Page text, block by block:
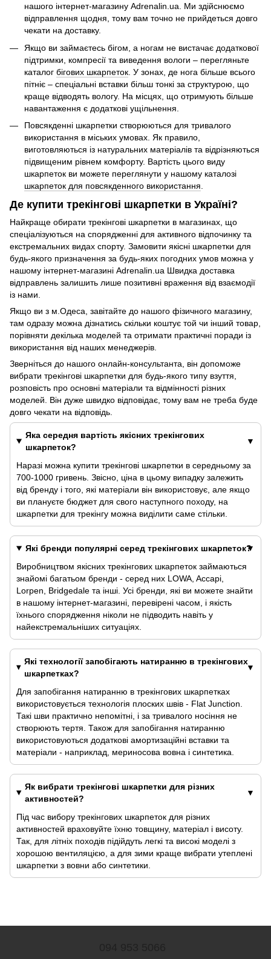
нашого інтернет-магазину Adrenalin.ua. Ми здійснюємо
відправлення щодня, тому вам точно не прийдеться довго
чекати на доставку.
Якщо ви займаєтесь бігом, а ногам не вистачає додаткової
підтримки, компресії та виведення вологи – перегляньте
каталог бігових шкарпеток . У зонах, де нога більше всього
пітніє – спеціальні вставки більш тонкі за структурою, що
краще відводять вологу. На місцях, що отримують більше
навантаження є додаткові ущільнення.
Повсякденні шкарпетки створюються для тривалого
використання в міських умовах. Як правило,
виготовляються із натуральних матеріалів та відрізняються
підвищеним рівнем комфорту. Вартість цього виду
шкарпеток ви можете переглянути у нашому каталозі
шкарпеток для повсякденного використання
Де купити трекінгові шкарпетки в Україні?
Найкраще обирати трекінгові шкарпетки в магазинах, що
спеціалізуються на спорядженні для активного відпочинку та
екстремальних видах спорту. Замовити якісні шкарпетки для
будь-якого призначення за будь-яких погодних умов можна у
нашому інтернет-магазині Adrenalin.ua Швидка доставка
відправлень залишить лише позитивні враження від взаємодії
із нами.
Якщо ви з м.Одеса, завітайте до нашого фізичного магазину,
там одразу можна дізнатись скільки коштує той чи інший товар,
порівняти декілька моделей та отримати практичні поради із
використання від наших менеджерів.
Зверніться до нашого онлайн-консультанта, він допоможе
вибрати трекінгові шкарпетки для будь-якого типу взуття,
розповість про основні матеріали та відмінності різних
моделей. Він дуже швидко відповідає, тому вам не треба буде
довго чекати на відповідь.
Яка середня вартість якісних трекінгових
шкарпеток?
Наразі можна купити трекінгові шкарпетки в середньому за
700-1000 гривень. Звісно, ціна в цьому випадку залежить
від бренду і того, які матеріали він використовує, але якщо
ви плануєте бюджет для свого наступного походу, на
шкарпетки для трекінгу можна виділити саме стільки.
Які бренди популярні серед трекінгових шкарпеток?
Виробництвом якісних трекінгових шкарпеток займаються
знайомі багатьом бренди - серед них LOWA, Accapi,
Lorpen, Bridgedale та інші. Усі бренди, які ви можете знайти
в нашому інтернет-магазині, перевірені часом, і якість
їхнього спорядження ніколи не підводить навіть у
найекстремальніших ситуаціях.
Які технології запобігають натиранню в трекінгових
шкарпетках?
Для запобігання натиранню в трекінгових шкарпетках
використовується технологія плоских швів - Flat Junction.
Такі шви практично непомітні, і за тривалого носіння не
створюють тертя. Також для запобігання натиранню
використовуються додаткові амортизаційні вставки та
матеріали - наприклад, мериносова вовна і синтетика.
Як вибрати трекінгові шкарпетки для різних
активностей?
Під час вибору трекінгових шкарпеток для різних
активностей враховуйте їхню товщину, матеріал і висоту.
Так, для літніх походів підійдуть легкі та високі моделі з
хорошою вентиляцією, а для зими краще вибрати утеплені
шкарпетки з вовни або синтетики.